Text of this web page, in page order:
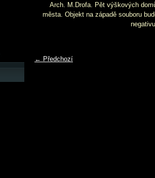
Arch. M.Drofa. Pět výškových
města. Objekt na západě souboru
← Předchozí